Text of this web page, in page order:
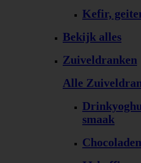
Kefir,
Bekijk alles
Zuiveldranken
Alle
smaak